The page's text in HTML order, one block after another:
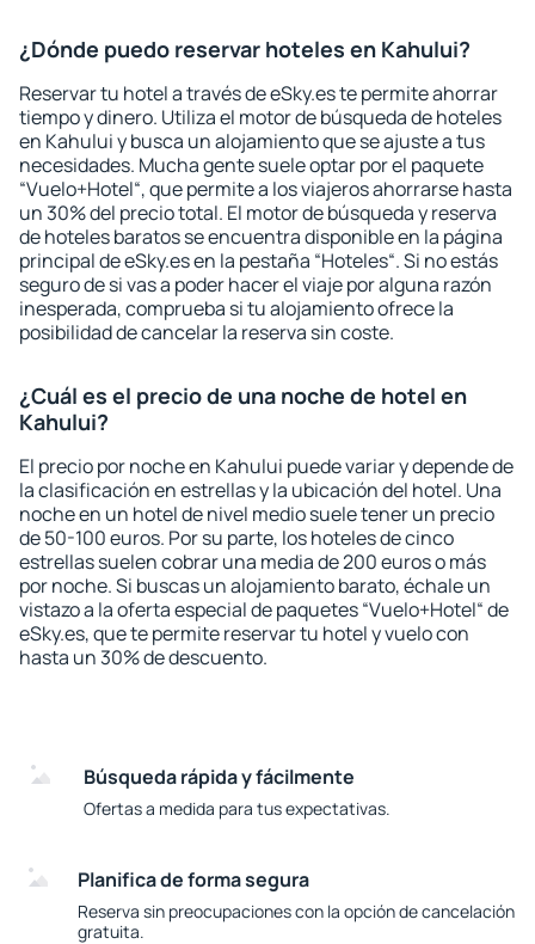
¿Dónde puedo reservar hoteles en Kahului?
Reservar tu hotel a través de eSky.es te permite ahorrar
tiempo y dinero. Utiliza el motor de búsqueda de hoteles
en Kahului y busca un alojamiento que se ajuste a tus
necesidades. Mucha gente suele optar por el paquete
“Vuelo+Hotel“, que permite a los viajeros ahorrarse hasta
un 30% del precio total. El motor de búsqueda y reserva
de hoteles baratos se encuentra disponible en la página
principal de eSky.es en la pestaña “Hoteles“. Si no estás
seguro de si vas a poder hacer el viaje por alguna razón
inesperada, comprueba si tu alojamiento ofrece la
posibilidad de cancelar la reserva sin coste.
¿Cuál es el precio de una noche de hotel en
Kahului?
El precio por noche en Kahului puede variar y depende de
la clasificación en estrellas y la ubicación del hotel. Una
noche en un hotel de nivel medio suele tener un precio
de 50-100 euros. Por su parte, los hoteles de cinco
estrellas suelen cobrar una media de 200 euros o más
por noche. Si buscas un alojamiento barato, échale un
vistazo a la oferta especial de paquetes “Vuelo+Hotel“ de
eSky.es, que te permite reservar tu hotel y vuelo con
hasta un 30% de descuento.
Búsqueda rápida y fácilmente
Ofertas a medida para tus expectativas.
Planifica de forma segura
Reserva sin preocupaciones con la opción de cancelación
gratuita.